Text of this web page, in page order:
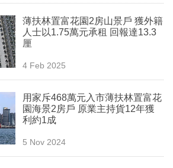
薄扶林置富花園2房山景戶 獲外籍
人士以1.75萬元承租 回報達13.3
厘
4 Feb 2025
用家斥468萬元入市薄扶林置富花
園海景2房戶 原業主持貨12年獲
利約1成
5 Nov 2024